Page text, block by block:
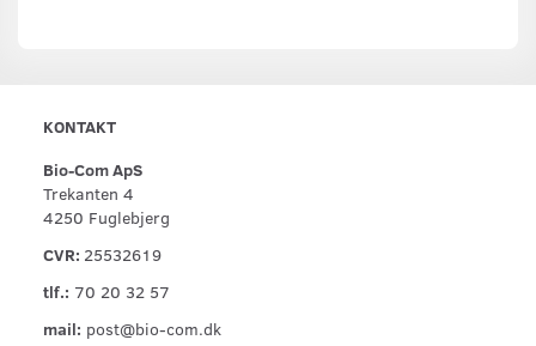
KONTAKT
Bio-Com ApS
Trekanten 4
4250 Fuglebjerg
CVR: 25532619
tlf.: 70 20 32 57
mail: post@bio-com.dk